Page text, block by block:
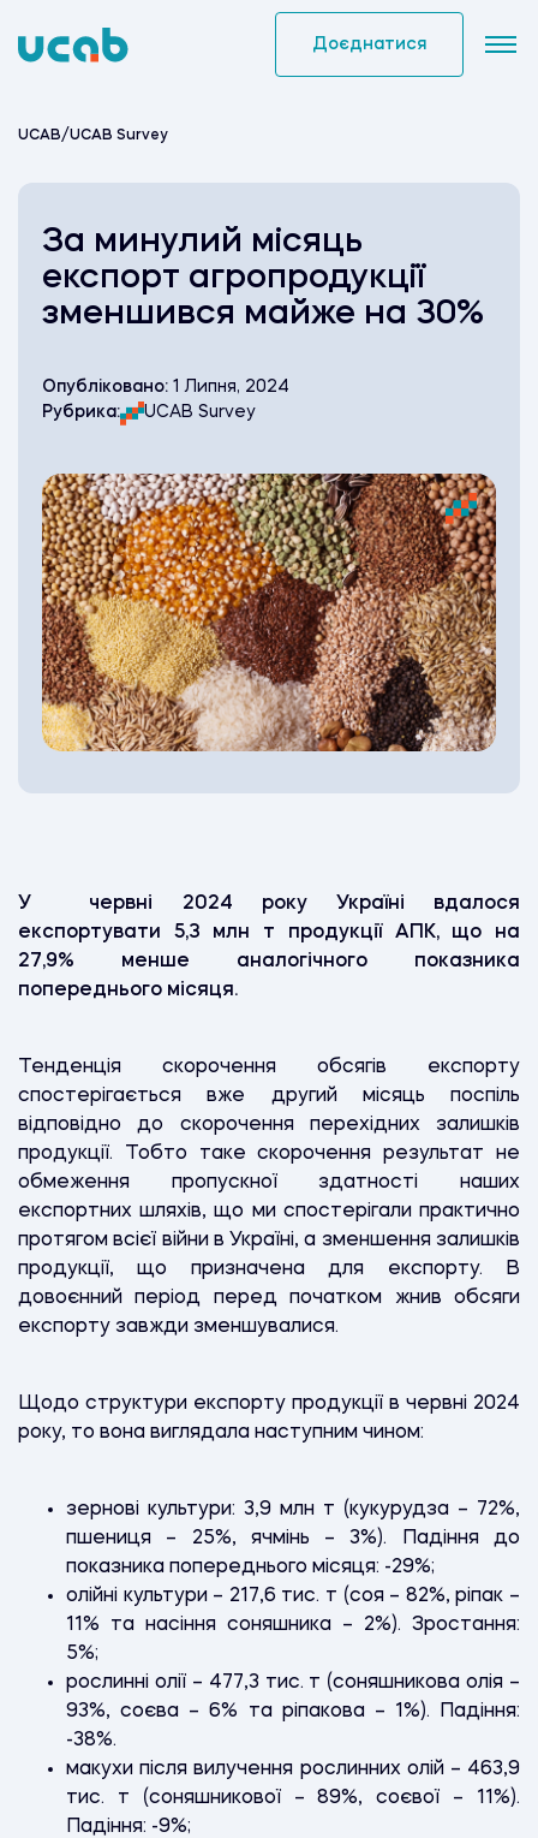
to
Доєднатися
UCAB/UCAB Survey
За минулий місяць
експорт агропродукції
зменшився майже на 30%
Опубліковано: 1 Липня, 2024
Рубрика:
UCAB Survey
У червні 2024 року Україні вдалося
експортувати 5,3 млн т продукції АПК, що на
27,9% менше аналогічного показника
попереднього місяця.
Тенденція скорочення обсягів експорту
спостерігається вже другий місяць поспіль
відповідно до скорочення перехідних залишків
продукції. Тобто таке скорочення результат не
обмеження пропускної здатності наших
експортних шляхів, що ми спостерігали практично
протягом всієї війни в Україні, а зменшення залишків
продукції, що призначена для експорту. В
довоєнний період перед початком жнив обсяги
експорту завжди зменшувалися.
Щодо структури експорту продукції в червні 2024
року, то вона виглядала наступним чином:
зернові культури: 3,9 млн т (кукурудза – 72%,
пшениця – 25%, ячмінь – 3%). Падіння до
показника попереднього місяця: -29%;
олійні культури – 217,6 тис. т (соя – 82%, ріпак –
11% та насіння соняшника – 2%). Зростання:
5%;
рослинні олії – 477,3 тис. т (соняшникова олія –
93%, соєва – 6% та ріпакова – 1%). Падіння:
-38%.
макухи після вилучення рослинних олій – 463,9
тис. т (соняшникової – 89%, соєвої – 11%).
Падіння: -9%;